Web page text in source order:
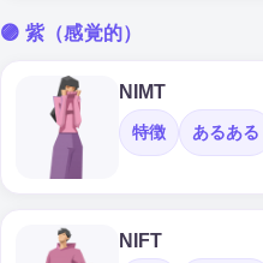
🟣 紫（感覚的）
NIMT
特徴 あるある
NIFT